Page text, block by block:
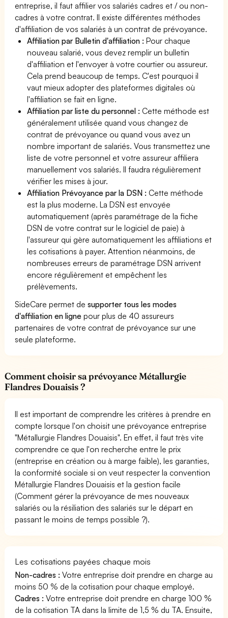
entreprise, il faut affilier vos salariés cadres et / ou non-
cadres à votre contrat. Il existe différentes méthodes
d'affiliation de vos salariés à un contrat de prévoyance.
Affiliation par Bulletin d'affiliation : Pour chaque
nouveau salarié, vous devez remplir un bulletin
d'affiliation et l'envoyer à votre courtier ou assureur.
Cela prend beaucoup de temps. C'est pourquoi il
vaut mieux adopter des plateformes digitales où
l'affiliation se fait en ligne.
Affiliation par liste du personnel : Cette méthode est
généralement utilisée quand vous changez de
contrat de prévoyance ou quand vous avez un
nombre important de salariés. Vous transmettez une
liste de votre personnel et votre assureur affiliera
manuellement vos salariés. Il faudra régulièrement
vérifier les mises à jour.
Affiliation Prévoyance par la DSN : Cette méthode
est la plus moderne. La DSN est envoyée
automatiquement (après paramétrage de la fiche
DSN de votre contrat sur le logiciel de paie) à
l'assureur qui gère automatiquement les affiliations et
les cotisations à payer. Attention néanmoins, de
nombreuses erreurs de paramétrage DSN arrivent
encore régulièrement et empêchent les
prélèvements.
SideCare permet desupporter tous les modes
d'affiliation en ligne pour plus de 40 assureurs
partenaires de votre contrat de prévoyance sur une
seule plateforme.
Comment choisir sa prévoyance Métallurgie
Flandres Douaisis ?
Il est important de comprendre les critères à prendre en
compte lorsque l'on choisit une prévoyance entreprise
"Métallurgie Flandres Douaisis". En effet, il faut très vite
comprendre ce que l'on recherche entre le prix
(entreprise en création ou à marge faible), les garanties,
la conformité sociale si on veut respecter la convention
Métallurgie Flandres Douaisis et la gestion facile
(Comment gérer la prévoyance de mes nouveaux
salariés ou la résiliation des salariés sur le départ en
passant le moins de temps possible ?).
Les cotisations payées chaque mois
Non-cadres : Votre entreprise doit prendre en charge au
moins 50 % de la cotisation pour chaque employé.
Cadres : Votre entreprise doit prendre en charge 100 %
de la cotisation TA dans la limite de 1,5 % du TA. Ensuite,